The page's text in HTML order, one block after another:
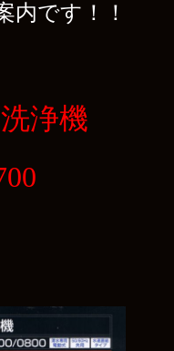
内です！！
浄機